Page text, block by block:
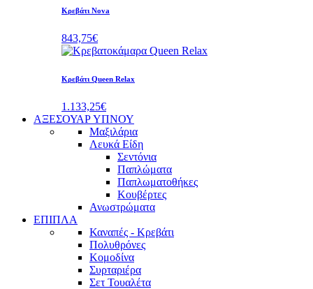
Κρεβάτι Nova
843,75€
Κρεβάτι Queen Relax
1.133,25€
ΑΞΕΣΟΥΑΡ ΥΠΝΟΥ
Μαξιλάρια
Λευκά Είδη
Σεντόνια
Παπλώματα
Παπλωματοθήκες
Κουβέρτες
Ανωστρώματα
ΕΠΙΠΛΑ
Καναπές - Κρεβάτι
Πολυθρόνες
Κομοδίνα
Συρταριέρα
Σετ Τουαλέτα